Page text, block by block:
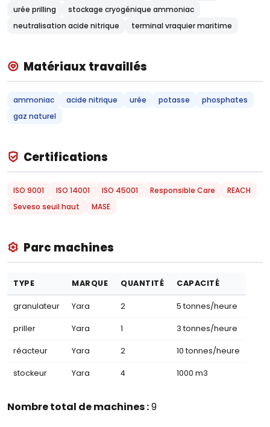
urée prilling
stockage cryogénique ammoniac
neutralisation acide nitrique
terminal vraquier maritime
Matériaux travaillés
ammoniac acide nitrique urée potasse
phosphates
gaz naturel
Certifications
ISO 9001 ISO 14001 ISO 45001 Responsible Care
REACH
Seveso seuil haut
MASE
Parc machines
TYPE MARQUE QUANTITÉ CAPACITÉ
granulateur Yara 2 5 tonnes/heure
priller Yara 1 3 tonnes/heure
réacteur Yara 2 10 tonnes/heure
stockeur Yara 4 1000 m3
Nombre total de machines :9